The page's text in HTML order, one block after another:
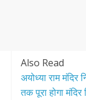
Also Read
अयोध्या राम मंदिर
तक पूरा होगा मंदिर